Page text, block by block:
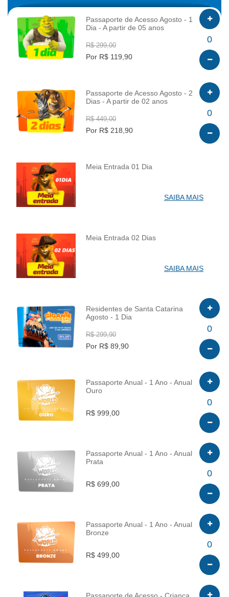
INFO
Passaporte de Acesso Agosto - 1
Dia - A partir de 05 anos
R$ 299,00
Por R$ 119,90
0
INFO
Passaporte de Acesso Agosto - 2
Dias - A partir de 02 anos
R$ 449,00
Por R$ 218,90
0
INFO
Meia Entrada 01 Dia
SAIBA MAIS
INFO
Meia Entrada 02 Dias
SAIBA MAIS
INFO
Residentes de Santa Catarina
Agosto - 1 Dia
R$ 299,90
Por R$ 89,90
0
INFO
Passaporte Anual - 1 Ano - Anual
Ouro
R$ 999,00
0
INFO
Passaporte Anual - 1 Ano - Anual
Prata
R$ 699,00
0
INFO
Passaporte Anual - 1 Ano - Anual
Bronze
R$ 499,00
0